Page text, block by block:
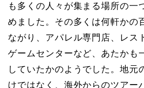
も多くの人々が集まる場所の一
めました。その多くは何軒かの
ながり、アパレル専門店、レス
ゲームセンターなど、あたかも
していたかのようでした。地元
けではなく、海外からのツアー